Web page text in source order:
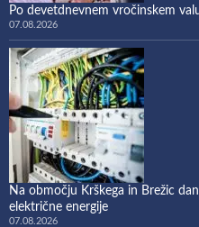
Po devetdnevnem vročinskem
07.08.2026
Na območju Krškega in Brežic
električne energije
07.08.2026